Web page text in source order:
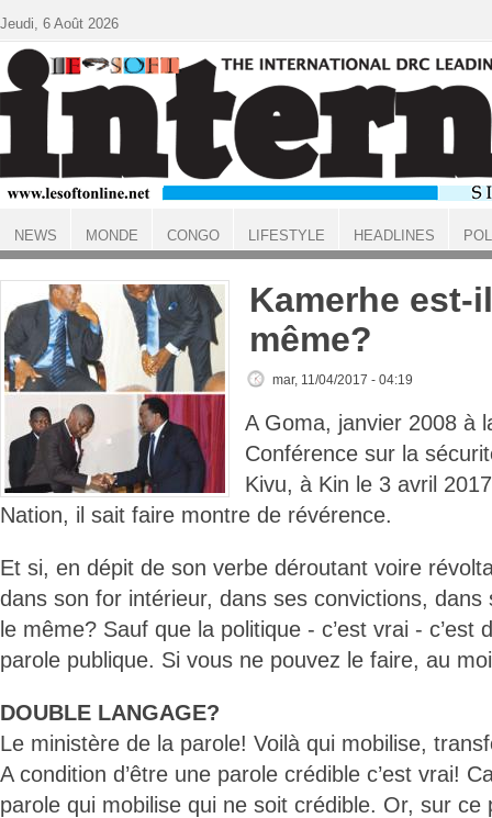
ACCUEIL
Kamerhe est-
même?
mar, 11/04/2017 - 04:19
A Goma, janvier 2008 à
Conférence sur la
Kivu, à Kin le 3 avril
Nation, il sait faire montre de révérence.
Et si, en dépit de son verbe déroutant voire
dans son for intérieur, dans ses convictions,
le même? Sauf que la politique - c’est vrai - c’est
parole publique. Si vous ne pouvez le faire, au
DOUBLE LANGAGE?
Le ministère de la parole! Voilà qui mobilise,
A condition d’être une parole crédible c’est vrai!
parole qui mobilise qui ne soit crédible. Or, sur ce
Jeudi, 6 Août 2026
NEWS MONDE CONGO LIFESTYLE HEADLINES